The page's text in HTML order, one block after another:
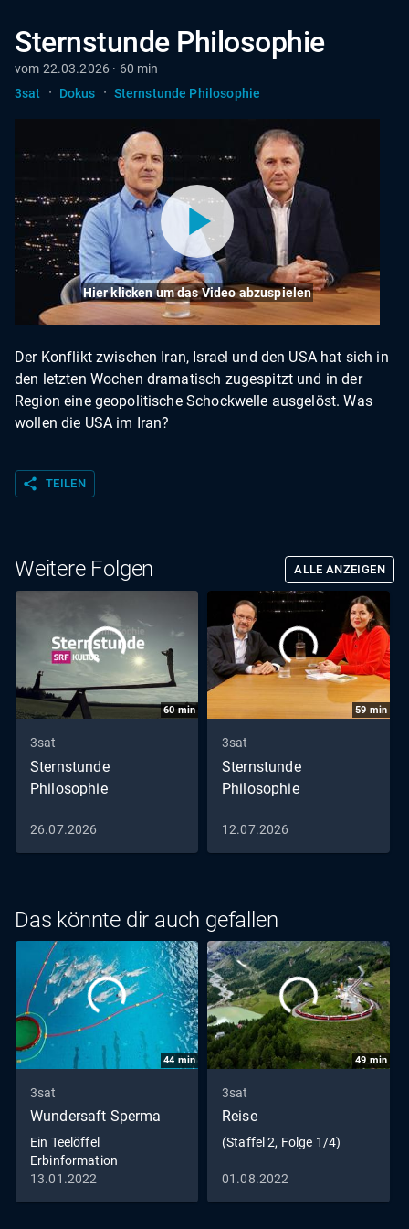
Sternstunde Philosophie
vom 22.03.2026 · 60 min
3sat
· Dokus · Sternstunde Philosophie
Hier klicken um das Video abzuspielen
Der Konflikt zwischen Iran, Israel und den USA hat sich in
den letzten Wochen dramatisch zugespitzt und in der
Region eine geopolitische Schockwelle ausgelöst. Was
wollen die USA im Iran?
share TEILEN
Weitere Folgen ALLE ANZEIGEN
60 min
3sat
Sternstunde
Philosophie
26.07.2026
59 min
3sat
Sternstunde
Philosophie
12.07.2026
Das könnte dir auch gefallen
44 min
3sat
Wundersaft Sperma
Ein Teelöffel
Erbinformation
13.01.2022
49 min
3sat
Reise
(Staffel 2, Folge 1/4)
01.08.2022